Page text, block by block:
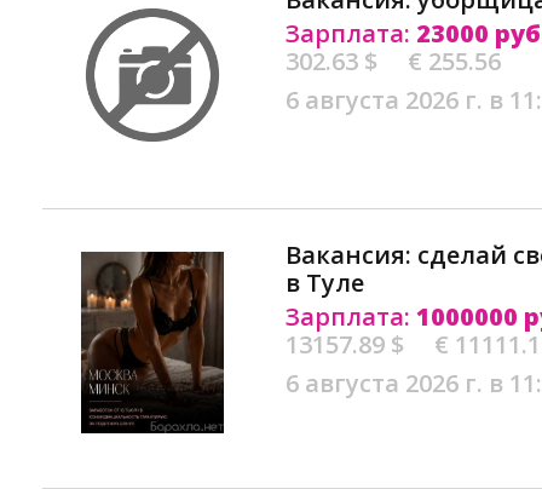
Зарплата: 23000
302.63 $
€ 255.56
6 августа 2026 г. в
Вакансия: сделай
в Туле
Зарплата: 1000000
13157.89 $
€
6 августа 2026 г. в